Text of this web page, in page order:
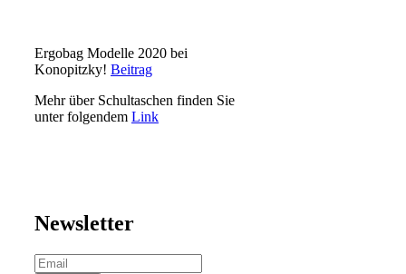
Ergobag Modelle 2020 bei
Konopitzky! Beitrag
Mehr über Schultaschen finden Sie
unter folgendem Link
Newsletter